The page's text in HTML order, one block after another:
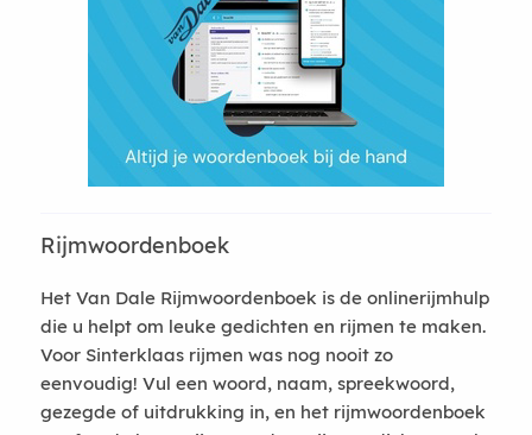
Rijmwoordenboek
Het Van Dale Rijmwoordenboek is de onlinerijmhulp
die u helpt om leuke gedichten en rijmen te maken.
Voor Sinterklaas rijmen was nog nooit zo
eenvoudig! Vul een woord, naam, spreekwoord,
gezegde of uitdrukking in, en het rijmwoordenboek